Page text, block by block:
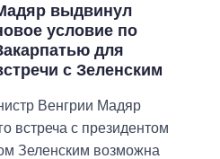
выдвинул
условие по
для
с Зеленским
Венгрии Мадяр
встреча с президентом
Зеленским возможна